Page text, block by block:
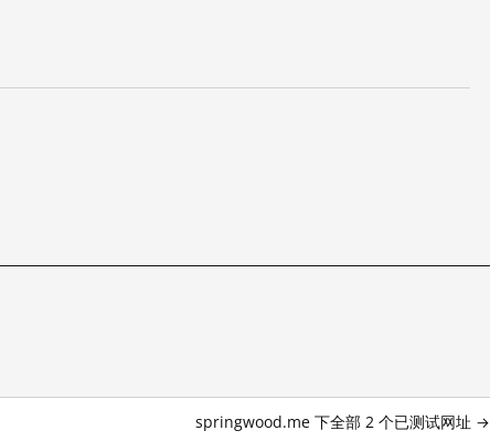
springwood.me 下全部 2 个已测试网址 →